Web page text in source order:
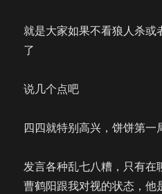
就是大家如果不看狼人杀或
了
说几个点吧
四四就特别高兴，饼饼第一
发言各种乱七八糟，只有在
曹鹤阳跟我对视的状态，他